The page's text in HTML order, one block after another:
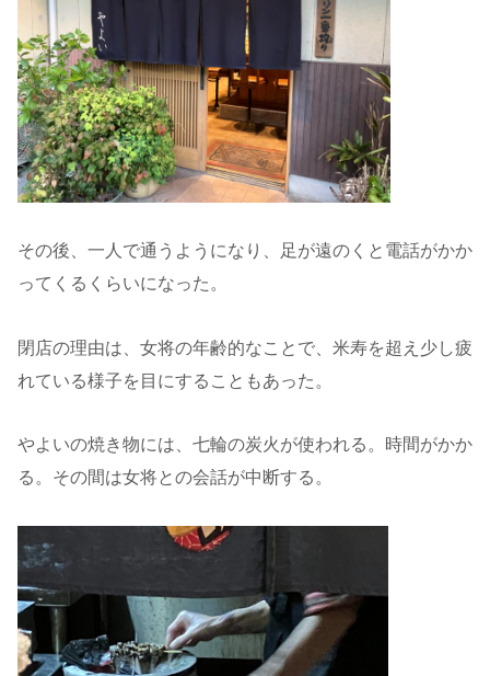
その後、一人で通うようになり、足が遠のくと電話がかか
ってくるくらいになった。
閉店の理由は、女将の年齢的なことで、米寿を超え少し疲
れている様子を目にすることもあった。
やよいの焼き物には、七輪の炭火が使われる。時間がかか
る。その間は女将との会話が中断する。